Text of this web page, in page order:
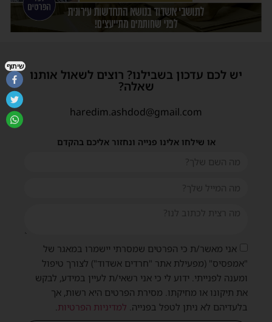
יש לכם עדכון בשבילנו? רוצים לשאול אותנו
שאלה?
haredim.ashdod@gmail.com
או שילחו אלינו פנייה ונחזור אליכם בהקדם
אני מאשר/ת כי הפרטים שמסרתי יישמרו במאגר של
"אמפסיס" (מפעילת אתר "חרדים אשדוד") לצורך טיפול
ומענה לפנייתי. ידוע לי כי אני רשאי/ת לעיין במידע, לבקש
את תיקונו או מחיקתו. מסירת הפרטים היא רשות, אך
בלעדיהם לא ניתן לטפל בפנייה. למדיניות הפרטיות.
שיתוף